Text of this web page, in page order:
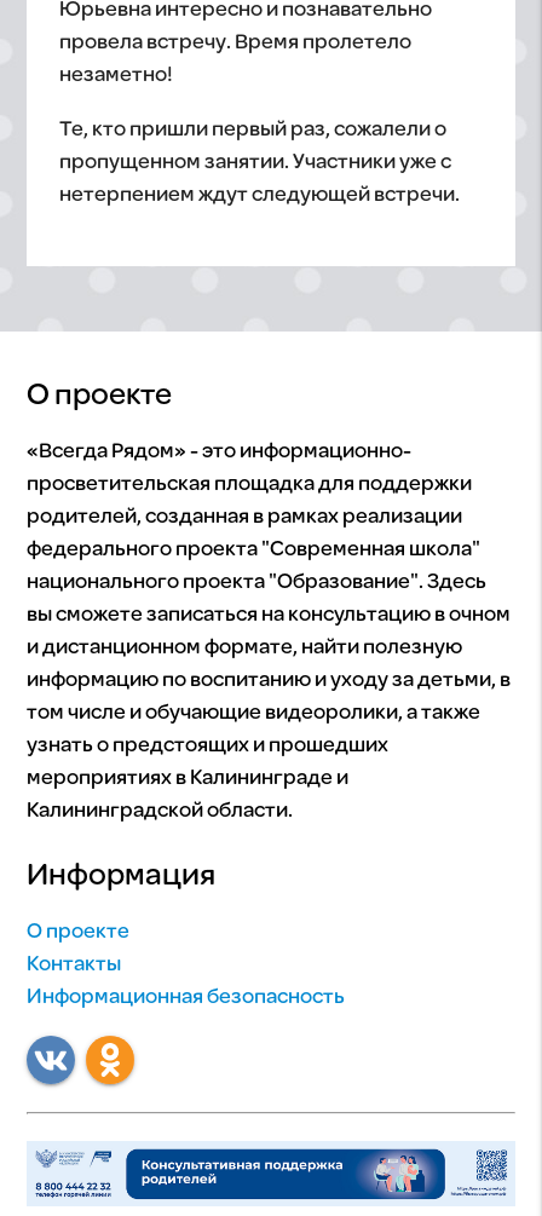
Юрьевна интересно и познавательно
провела встречу. Время пролетело
незаметно!
Те, кто пришли первый раз, сожалели о
пропущенном занятии. Участники уже с
нетерпением ждут следующей встречи.
О проекте
«Всегда Рядом» - это информационно-
просветительская площадка для поддержки
родителей, созданная в рамках реализации
федерального проекта "Современная школа"
национального проекта "Образование". Здесь
вы сможете записаться на консультацию в очном
и дистанционном формате, найти полезную
информацию по воспитанию и уходу за детьми, в
том числе и обучающие видеоролики, а также
узнать о предстоящих и прошедших
мероприятиях в Калининграде и
Калининградской области.
Информация
О проекте
Контакты
Информационная безопасность